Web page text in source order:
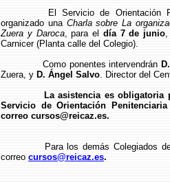
El Servicio de Orientación
organizado una Charla sobre La
Zuera y Daroca, para el día 7 de junio,
Carnicer (Planta calle del Colegio).
Como ponentes intervendrán
Zuera, y D. Ángel Salvo. Director del
La asistencia es obligatoria
Servicio de Orientación
correo cursos@reicaz.es.
Para los demás Colegiados
correo cursos@reicaz.es.